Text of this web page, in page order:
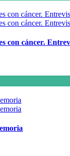
con cáncer.